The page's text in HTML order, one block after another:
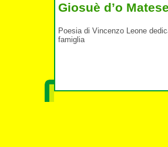
Giosuè d’o
Poesia di Vincenzo Leone
famiglia